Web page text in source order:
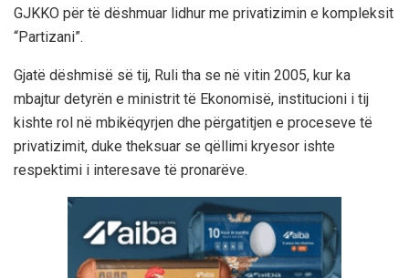
GJKKO për të dëshmuar lidhur me privatizimin e kompleksit
“Partizani”.
Gjatë dëshmisë së tij, Ruli tha se në vitin 2005, kur ka
mbajtur detyrën e ministrit të Ekonomisë, institucioni i tij
kishte rol në mbikëqyrjen dhe përgatitjen e proceseve të
privatizimit, duke theksuar se qëllimi kryesor ishte
respektimi i interesave të pronarëve.